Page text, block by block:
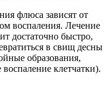
флюса зависят от
воспаления. Лечение
достаточно быстро,
в свищ десны
образования,
клетчатки).